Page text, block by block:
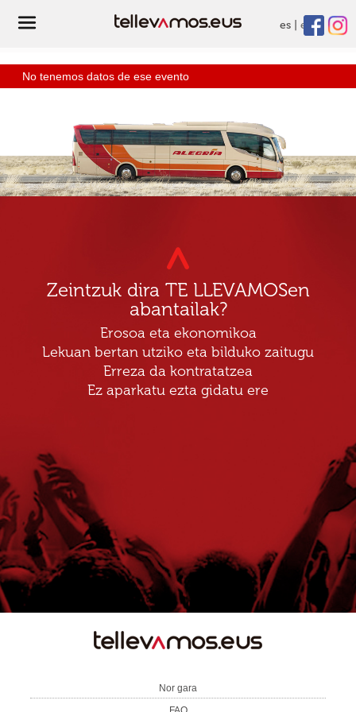
es eu
No tenemos datos de ese evento
Zeintzuk dira TE LLEVAMOSen
abantailak?
Erosoa eta ekonomikoa
Lekuan bertan utziko eta bilduko zaitugu
Erreza da kontratatzea
Ez aparkatu ezta gidatu ere
Nor gara